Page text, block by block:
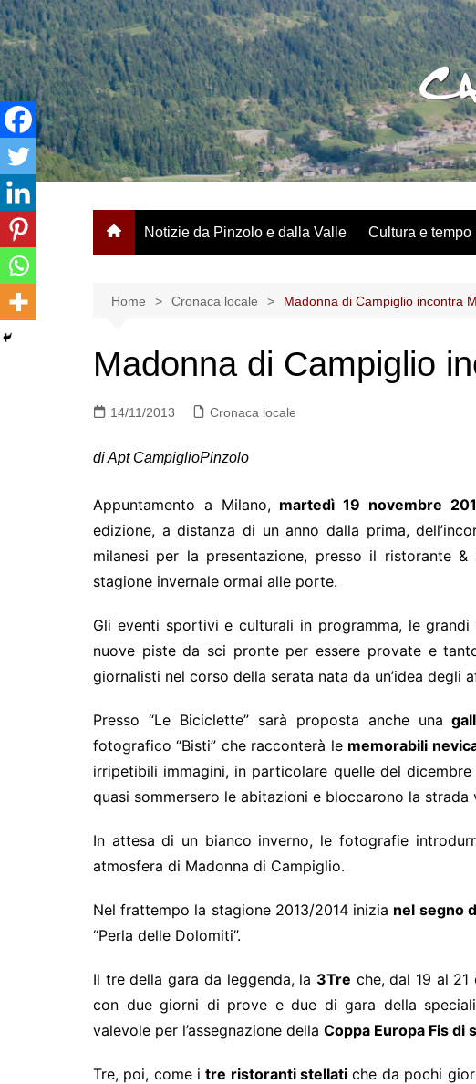
Salta
al
contenuto
Notizie da Pinzolo e dalla Valle Cultura e tempo
Home Cronaca locale Madonna di Campiglio incontra
Madonna di Campiglio
14/11/2013 Cronaca locale
di Apt CampiglioPinzolo
Appuntamento a Milano, martedì 19 novembre
edizione, a distanza di un anno dalla prima,
milanesi per la presentazione, presso il ristorante
stagione invernale ormai alle porte.
Gli eventi sportivi e culturali in programma, le grandi
nuove piste da sci pronte per essere provate e
giornalisti nel corso della serata nata da un’idea degli
Presso “Le Biciclette” sarà proposta anche una
fotografico “Bisti” che racconterà le memorabili
irripetibili immagini, in particolare quelle del dicembre
quasi sommersero le abitazioni e bloccarono la
In attesa di un bianco inverno, le fotografie
atmosfera di Madonna di Campiglio.
Nel frattempo la stagione 2013/2014 inizia nel segno
“Perla delle Dolomiti”.
Il tre della gara da leggenda, la 3Tre che, dal 19 al
con due giorni di prove e due di gara della
valevole per l’assegnazione della Coppa Europa Fis di
Tre, poi, come itre ristoranti stellati che da pochi